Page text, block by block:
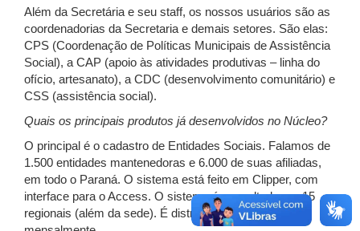
Além da Secretária e seu staff, os nossos usuários são as
coordenadorias da Secretaria e demais setores. São elas:
CPS (Coordenação de Políticas Municipais de Assistência
Social), a CAP (apoio às atividades produtivas – linha do
ofício, artesanato), a CDC (desenvolvimento comunitário) e
CSS (assistência social).
Quais os principais produtos já desenvolvidos no Núcleo?
O principal é o cadastro de Entidades Sociais. Falamos de
1.500 entidades mantenedoras e 6.000 de suas afiliadas,
em todo o Paraná. O sistema está feito em Clipper, com
interface para o Access. O sistema é consultado por 15
regionais (além da sede). É distribuído em disquete,